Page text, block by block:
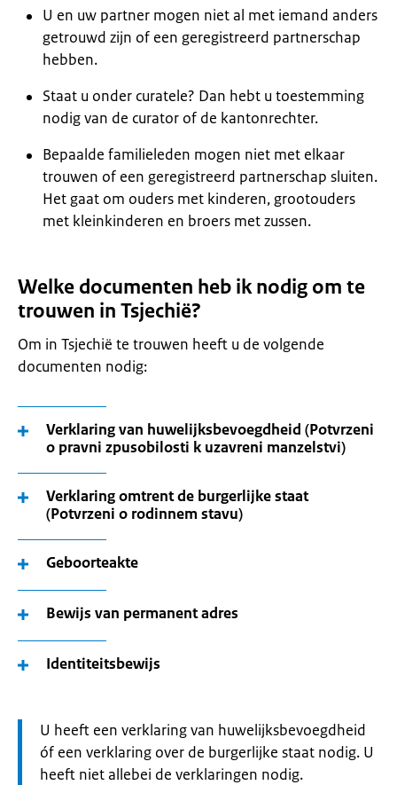
U en uw partner mogen niet al met iemand anders
getrouwd zijn of een geregistreerd partnerschap
hebben.
Staat u onder curatele? Dan hebt u toestemming
nodig van de curator of de kantonrechter.
Bepaalde familieleden mogen niet met elkaar
trouwen of een geregistreerd partnerschap sluiten.
Het gaat om ouders met kinderen, grootouders
met kleinkinderen en broers met zussen.
Welke documenten heb ik nodig om te
trouwen in Tsjechië?
Om in Tsjechië te trouwen heeft u de volgende
documenten nodig:
Verklaring van huwelijksbevoegdheid (Potvrzeni
o pravni zpusobilosti k uzavreni manzelstvi)
Verklaring omtrent de burgerlijke staat
(Potvrzeni o rodinnem stavu)
Geboorteakte
Bewijs van permanent adres
Identiteitsbewijs
Let
op:
U heeft een verklaring van huwelijksbevoegdheid
óf een verklaring over de burgerlijke staat nodig. U
heeft niet allebei de verklaringen nodig.